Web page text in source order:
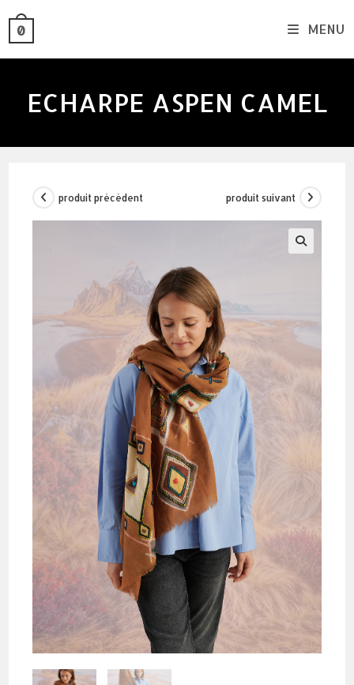
0 MENU
ECHARPE ASPEN CAMEL
produit précédent produit suivant